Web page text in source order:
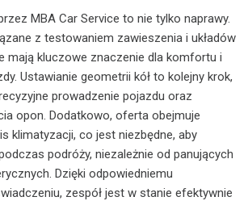
MBA Car Service to nie tylko naprawy.
z testowaniem zawieszenia i układów
mają kluczowe znaczenie dla komfortu i
Ustawianie geometrii kół to kolejny krok,
prowadzenie pojazdu oraz
opon. Dodatkowo, oferta obejmuje
klimatyzacji, co jest niezbędne, aby
podróży, niezależnie od panujących
Dzięki odpowiedniemu
zespół jest w stanie efektywnie